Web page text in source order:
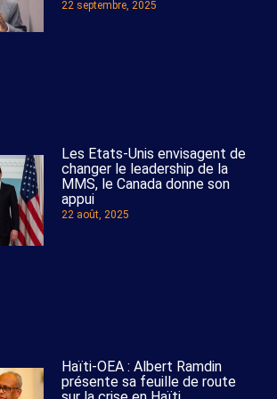
22 septembre, 2025
Les Etats-Unis envisagent de
changer le leadership de la
MMS, le Canada donne son
appui
22 août, 2025
Haïti-OEA : Albert Ramdin
présente sa feuille de route